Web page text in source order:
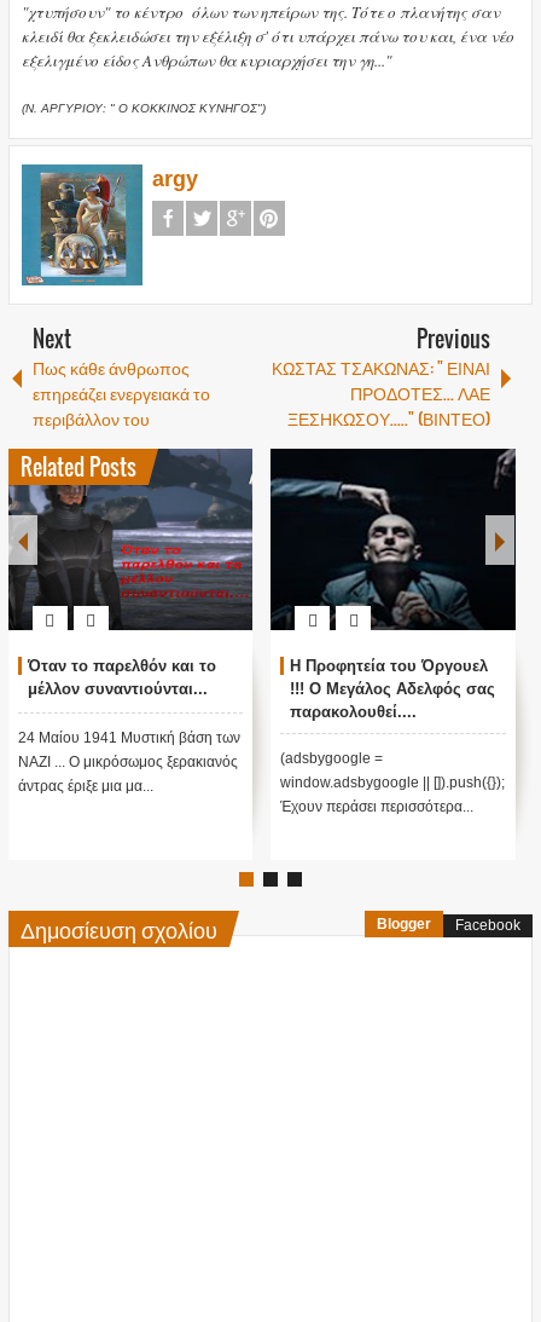
"χτυπήσουν" το κέντρο όλων των ηπείρων της. Τότε ο πλανήτης σαν
κλειδί θα ξεκλειδώσει την εξέλιξη σ' ότι υπάρχει πάνω του και, ένα νέο
εξελιγμένο είδος Ανθρώπων θα κυριαρχήσει την γη..."
(Ν. ΑΡΓΥΡΙΟΥ: " Ο ΚΟΚΚΙΝΟΣ ΚΥΝΗΓΟΣ")
argy
Next
Πως κάθε άνθρωπος
επηρεάζει ενεργειακά το
περιβάλλον του
Previous
ΚΩΣΤΑΣ ΤΣΑΚΩΝΑΣ: " ΕΙΝΑΙ
ΠΡΟΔΟΤΕΣ... ΛΑΕ
ΞΕΣΗΚΩΣΟΥ....." (ΒΙΝΤΕΟ)
Related Posts
Όταν το παρελθόν και το
μέλλον συναντιούνται...
24 Μαίου 1941 Μυστική βάση των
ΝΑΖΙ ... Ο μικρόσωμος ξερακιανός
άντρας έριξε μια μα...
Η Προφητεία του Όργουελ
!!! Ο Μεγάλος Αδελφός σας
παρακολουθεί....
(adsbygoogle =
window.adsbygoogle || []).push({});
Έχουν περάσει περισσότερα...
Δημοσίευση σχολίου Blogger Facebook